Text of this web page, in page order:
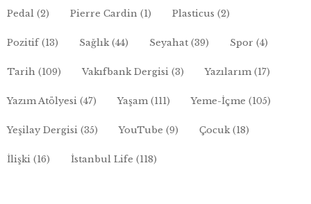
Pedal (2) Pierre Cardin (1) Plasticus (2)
Pozitif(13) Sağlık(44) Seyahat (39) Spor (4)
Tarih (109) Vakıfbank Dergisi (3) Yazılarım(17)
Yazım Atölyesi (47) Yaşam(111) Yeme-İçme (105)
Yeşilay Dergisi (35) YouTube (9) Çocuk(18)
İlişki (16) İstanbul Life (118)